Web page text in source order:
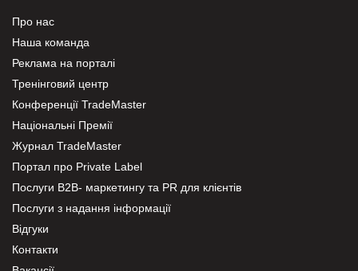
Про нас
Наша команда
Реклама на порталі
Тренінговий центр
Конференції TradeMaster
Національні Премії
Журнал TradeMaster
Портал про Private Label
Послуги В2В- маркетингу та PR для клієнтів
Послуги з надання інформації
Відгуки
Контакти